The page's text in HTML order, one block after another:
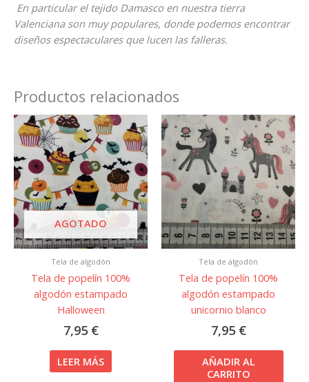
En particular el tejido Damasco en nuestra tierra
Valenciana son muy populares, donde podemos encontrar
diseños espectaculares que lucen las falleras.
Productos relacionados
AGOTADO
Tela de algodón
Tela de popelín 100%
algodón estampado
Halloween
7,95 €
LEER MÁS
Tela de algodón
Tela de popelín 100%
algodón estampado
unicornio blanco
7,95 €
AÑADIR AL
CARRITO